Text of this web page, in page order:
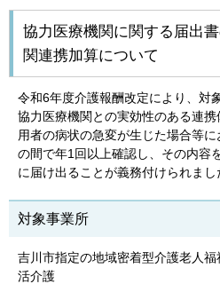
協力医療機関に関する届出
関連携加算について
令和6年度介護報酬改定により、対
協力医療機関との実効性のある連
用者の病状の急変が生じた場合等
の間で年1回以上確認し、その内容
に届け出ることが義務付けられまし
対象事業所
吉川市指定の地域密着型介護老人
活介護